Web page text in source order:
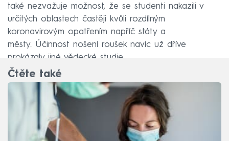
také nezvažuje možnost, že se studenti nakazili v
určitých oblastech častěji kvůli rozdílným
koronavirovým opatřením napříč státy a
městy. Účinnost nošení roušek navíc už dříve
prokázaly jiné vědecké studie.
Čtěte také